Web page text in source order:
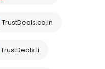
TrustDeals.co.in
TrustDeals.li